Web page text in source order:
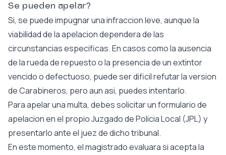
Se pueden apelar?
Si, se puede impugnar una infraccion leve, aunque la
viabilidad de la apelacion dependera de las
circunstancias especificas. En casos como la ausencia
de la rueda de repuesto o la presencia de un extintor
vencido o defectuoso, puede ser dificil refutar la version
de Carabineros, pero aun asi, puedes intentarlo.
Para apelar una multa, debes solicitar un formulario de
apelacion en el propio Juzgado de Policia Local (JPL) y
presentarlo ante el juez de dicho tribunal.
En este momento, el magistrado evaluara si acepta la